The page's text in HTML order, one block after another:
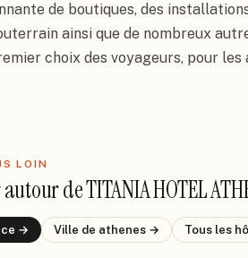
de boutiques, des
ainsi que de nombreux
choix des voyageurs, pour
LOIN
autour deTITANIA HOTEL
→ Ville de athenes → Tous les